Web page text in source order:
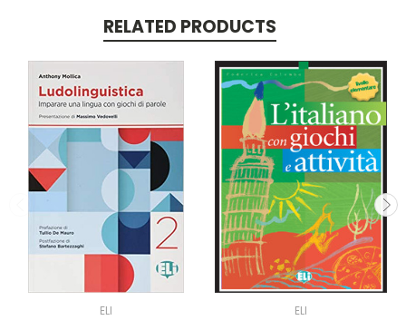
RELATED PRODUCTS
ELI ELI